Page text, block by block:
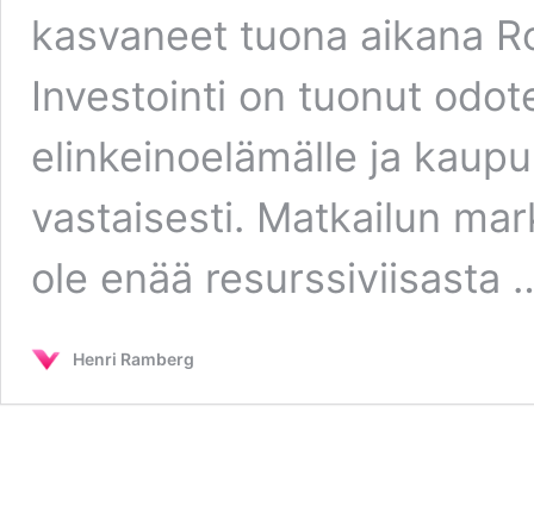
kasvaneet tuona aikana
Investointi on tuonut
elinkeinoelämälle ja
vastaisesti. Matkailun
ole enää resurssiviisasta
Henri Ramberg